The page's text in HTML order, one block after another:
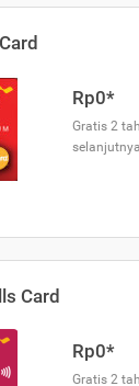
Rp0*
Gratis 2
Card
Rp0*
Gratis 2